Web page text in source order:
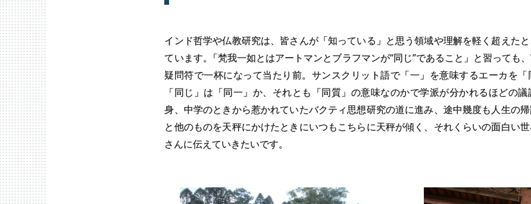
インド哲学や仏教研究は、皆さんが「知っている」と思う領域や理解を軽く超えた
ています。 「梵我一如とはアートマンとブラフマンが“同じ”であること」と習っても
疑問符で一杯になって当たり前。サンスクリット語で「一」を意味するエーカを
「同じ」は「同一」か、それとも「同質」の意味なのかで学派が分かれるほどの
身、中学のときから惹かれていたバクティ思想研究の道に進み、途中幾度も人生の
と他のものを天秤にかけたときにいつもこちらに天秤が傾く、それくらいの面白い
さんに伝えていきたいです。